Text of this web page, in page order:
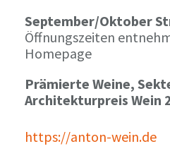
September/Oktober
Öffnungszeiten
Homepage
Prämierte Weine,
Architekturpreis Wein
https://anton-wein.de